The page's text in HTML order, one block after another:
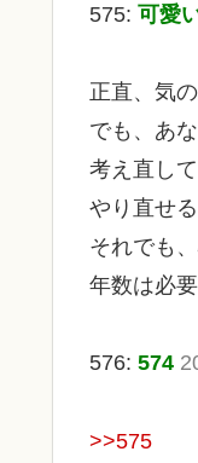
575: 可愛
正直、気
でも、あ
考え直し
やり直せ
それでも
年数は必
576: 574
>>575